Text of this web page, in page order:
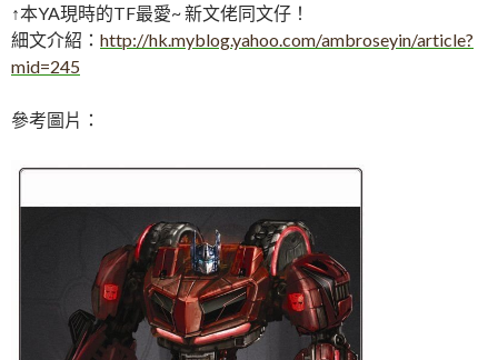
↑本YA現時的TF最愛~ 新文佬同文仔！
細文介紹： http://hk.myblog.yahoo.com/ambroseyin/article?
mid=245
參考圖片：